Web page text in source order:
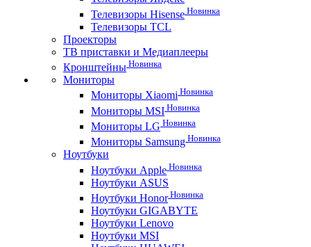
Телевизоры Hisense Новинка
Телевизоры TCL
Проекторы
ТВ приставки и Медиаплееры
Кронштейны Новинка
Мониторы
Мониторы Xiaomi Новинка
Мониторы MSI Новинка
Мониторы LG Новинка
Мониторы Samsung Новинка
Ноутбуки
Ноутбуки Apple Новинка
Ноутбуки ASUS
Ноутбуки HonorНовинка
Ноутбуки GIGABYTE
Ноутбуки Lenovo
Ноутбуки MSI